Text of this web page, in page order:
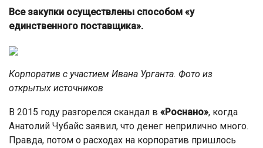
Все закупки осуществлены способом «у
единственного поставщика».
Корпоратив с участием Ивана Урганта. Фото из
открытых источников
В 2015 году разгорелся скандал в «Роснано», когда
Анатолий Чубайс заявил, что денег неприлично много.
Правда, потом о расходах на корпоратив пришлось